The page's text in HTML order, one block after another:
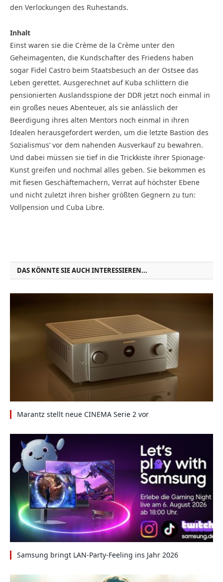
den Verlockungen des Ruhestands.
Inhalt
Einst waren sie die Crème de la Crème unter den
Geheimagenten, die Kundschafter des Friedens haben
sogar Fidel Castro beim Staatsbesuch an der Ostsee das
Leben gerettet. Ausgerechnet auf Kuba schlittern die
pensionierten Auslandsspione der DDR jetzt noch einmal in
ein großes neues Abenteuer, als sie anlässlich der
Beerdigung ihres alten Mentors noch einmal in ihren
Idealen herausgefordert werden, um die letzte Bastion des
Sozialismus‘ vor dem nahenden Ausverkauf zu bewahren.
Und dabei müssen sie tief in die Trickkiste ihrer Spionage-
Kunst greifen und nochmal alles geben. Sie bekommen es
mit fiesen Geschäftemachern, Verrat auf höchster Ebene
und nicht zuletzt ihren bisher größten Gegnern zu tun:
Vollpension und Cuba Libre.
DAS KÖNNTE SIE AUCH INTERESSIEREN...
Marantz stellt neue CINEMA Serie 2 vor
Samsung bringt LAN-Party-Feeling ins Jahr 2026